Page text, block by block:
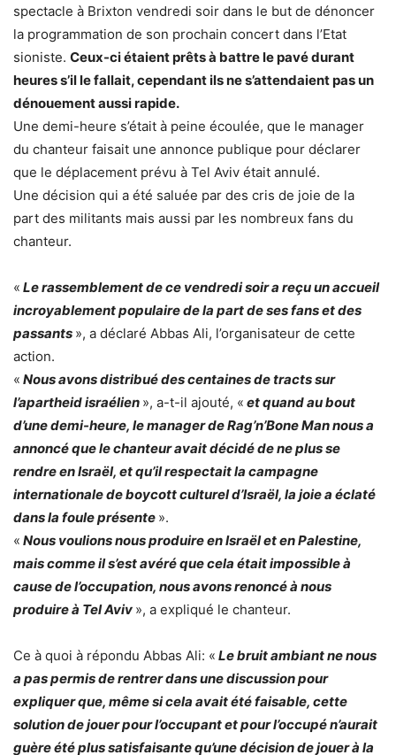
spectacle à Brixton vendredi soir dans le but de dénoncer
la programmation de son prochain concert dans l’Etat
sioniste. Ceux-ci étaient prêts à battre le pavé durant
heures s’il le fallait, cependant ils ne s’attendaient pas un
dénouement aussi rapide.
Une demi-heure s’était à peine écoulée, que le manager
du chanteur faisait une annonce publique pour déclarer
que le déplacement prévu à Tel Aviv était annulé.
Une décision qui a été saluée par des cris de joie de la
part des militants mais aussi par les nombreux fans du
chanteur.
« Le rassemblement de ce vendredi soir a reçu un accueil
incroyablement populaire de la part de ses fans et des
passants », a déclaré Abbas Ali, l’organisateur de cette
action.
« Nous avons distribué des centaines de tracts sur
l’apartheid israélien », a-t-il ajouté, « et quand au bout
d’une demi-heure, le manager de Rag’n’Bone Man nous a
annoncé que le chanteur avait décidé de ne plus se
rendre en Israël, et qu’il respectait la campagne
internationale de boycott culturel d’Israël, la joie a éclaté
dans la foule présente ».
« Nous voulions nous produire en Israël et en Palestine,
mais comme il s’est avéré que cela était impossible à
cause de l’occupation, nous avons renoncé à nous
produire à Tel Aviv », a expliqué le chanteur.
Ce à quoi à répondu Abbas Ali: « Le bruit ambiant ne nous
a pas permis de rentrer dans une discussion pour
expliquer que, même si cela avait été faisable, cette
solution de jouer pour l’occupant et pour l’occupé n’aurait
guère été plus satisfaisante qu’une décision de jouer à la